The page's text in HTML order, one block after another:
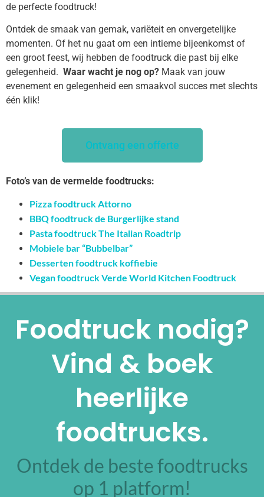
de perfecte foodtruck!
Ontdek de smaak van gemak, variëteit en onvergetelijke
momenten. Of het nu gaat om een intieme bijeenkomst of
een groot feest, wij hebben de foodtruck die past bij elke
gelegenheid. Waar wacht je nog op? Maak van jouw
evenement en gelegenheid een smaakvol succes met slechts
één klik!
Ontvang een offerte
Foto’s van de vermelde foodtrucks:
Pizza foodtruck Attorno
BBQ foodtruck de Burgerlijke stand
Pasta foodtruck The Italian Roadtrip
Mobiele bar “Bubbelbar”
Desserten foodtruck koffiebie
Vegan foodtruck Verde World Kitchen Foodtruck
Foodtruck nodig?
Vind & boek
heerlijke
foodtrucks.
Ontdek de beste foodtrucks
op 1 platform!